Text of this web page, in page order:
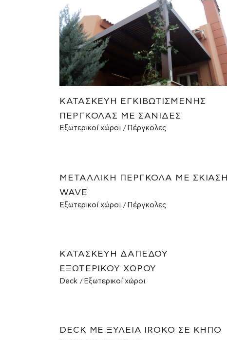
ΚΑΤΑΣΚΕΥΉ ΕΓΚΙΒΩΤΙΣΜΈΝΗΣ
ΠΈΡΓΚΟΛΑΣ ΜΕ ΣΑΝΊΔΕΣ
Εξωτερικοί χώροι Πέργκολες
ΜΕΤΑΛΛΙΚΉ ΠΈΡΓΚΟΛΑ ΜΕ ΣΚΊΑΣΗ
WAVE
Εξωτερικοί χώροι Πέργκολες
ΚΑΤΑΣΚΕΥΉ ΔΑΠΈΔΟΥ
ΕΞΩΤΕΡΙΚΟΎ ΧΏΡΟΥ
Deck Εξωτερικοί χώροι
DECK ΜΕ ΞΥΛΕΊΑ IROKO ΣΕ ΚΉΠΟ